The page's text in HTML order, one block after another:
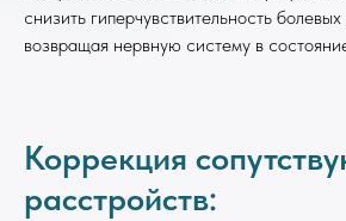
снизить гиперчувствительность
возвращая нервную систему в
Коррекция
расстройств: